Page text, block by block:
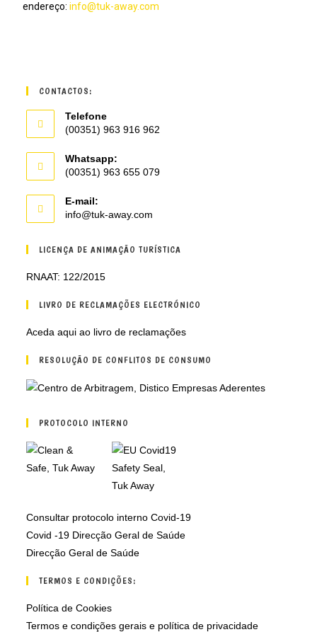
endereço:info@tuk-away.com
CONTACTOS:
Telefone
(00351) 963 916 962
Whatsapp:
(00351) 963 655 079
E-mail:
info@tuk-away.com
LICENÇA DE ANIMAÇÃO TURÍSTICA
RNAAT: 122/2015
LIVRO DE RECLAMAÇÕES ELECTRÓNICO
Aceda aqui ao livro de reclamações
RESOLUÇÃO DE CONFLITOS DE CONSUMO
PROTOCOLO INTERNO
Consultar protocolo interno Covid-19
Covid -19 Direcção Geral de Saúde
Direcção Geral de Saúde
TERMOS E CONDIÇÕES:
Política de Cookies
Termos e condições gerais e política de privacidade